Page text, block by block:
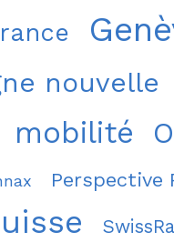
nouvelle
mobilité
Perspective